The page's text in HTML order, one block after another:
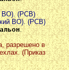
ВО). (РСВ)
ВО). (РСВ)
.
разрешено в
(Приказ